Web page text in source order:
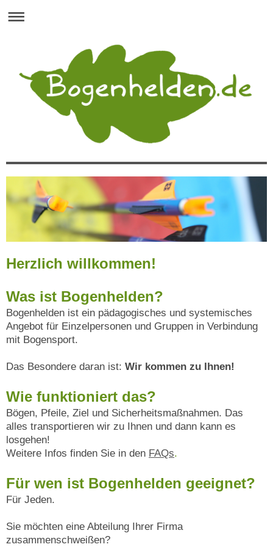
Herzlich willkommen!
Was ist Bogenhelden?
Bogenhelden ist ein pädagogisches und systemisches
Angebot für Einzelpersonen und Gruppen in Verbindung
mit Bogensport.
Das Besondere daran ist: Wir kommen zu Ihnen!
Wie funktioniert das?
Bögen, Pfeile, Ziel und Sicherheitsmaßnahmen. Das
alles transportieren wir zu Ihnen und dann kann es
losgehen!
Weitere Infos finden Sie in den FAQs.
Für wen ist Bogenhelden geeignet?
Für Jeden.
Sie möchten eine Abteilung Ihrer Firma
zusammenschweißen?